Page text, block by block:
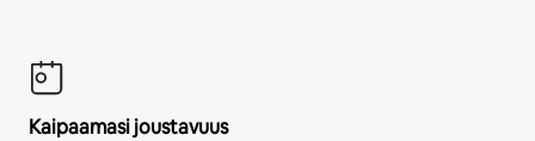
Kaipaamasi joustavuus